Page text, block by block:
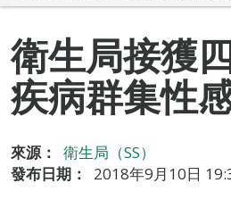
衛生局接獲
疾病群集性
來源：
衛生局（SS）
發布日期：
2018年9月10日